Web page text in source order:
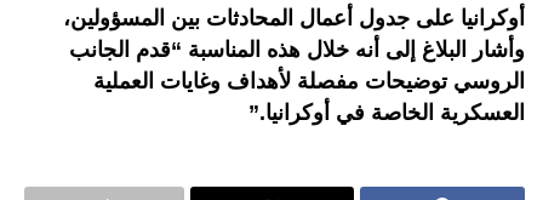
أوكرانيا على جدول أعمال المحادثات بين المسؤولين،
وأشار البلاغ إلى أنه خلال هذه المناسبة “قدم الجانب
الروسي توضيحات مفصلة لأهداف وغايات العملية
العسكرية الخاصة في أوكرانيا.”